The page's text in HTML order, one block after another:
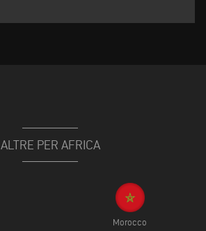
ALTRE PER AFRICA
Morocco